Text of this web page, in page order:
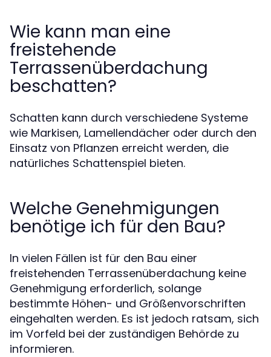
Wie kann man eine
freistehende
Terrassenüberdachung
beschatten?
Schatten kann durch verschiedene Systeme
wie Markisen, Lamellendächer oder durch den
Einsatz von Pflanzen erreicht werden, die
natürliches Schattenspiel bieten.
Welche Genehmigungen
benötige ich für den Bau?
In vielen Fällen ist für den Bau einer
freistehenden Terrassenüberdachung keine
Genehmigung erforderlich, solange
bestimmte Höhen- und Größenvorschriften
eingehalten werden. Es ist jedoch ratsam, sich
im Vorfeld bei der zuständigen Behörde zu
informieren.